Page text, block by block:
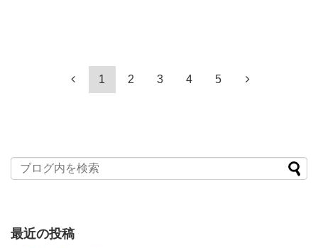
1 2 3 4 5
最近の投稿